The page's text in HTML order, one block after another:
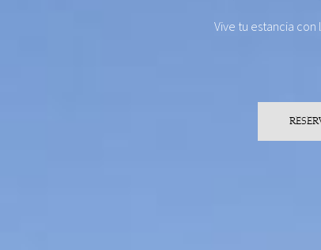
Vive tu estancia con